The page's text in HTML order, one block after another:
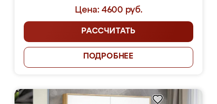
Цена: 4600 руб.
РАССЧИТАТЬ
ПОДРОБНЕЕ